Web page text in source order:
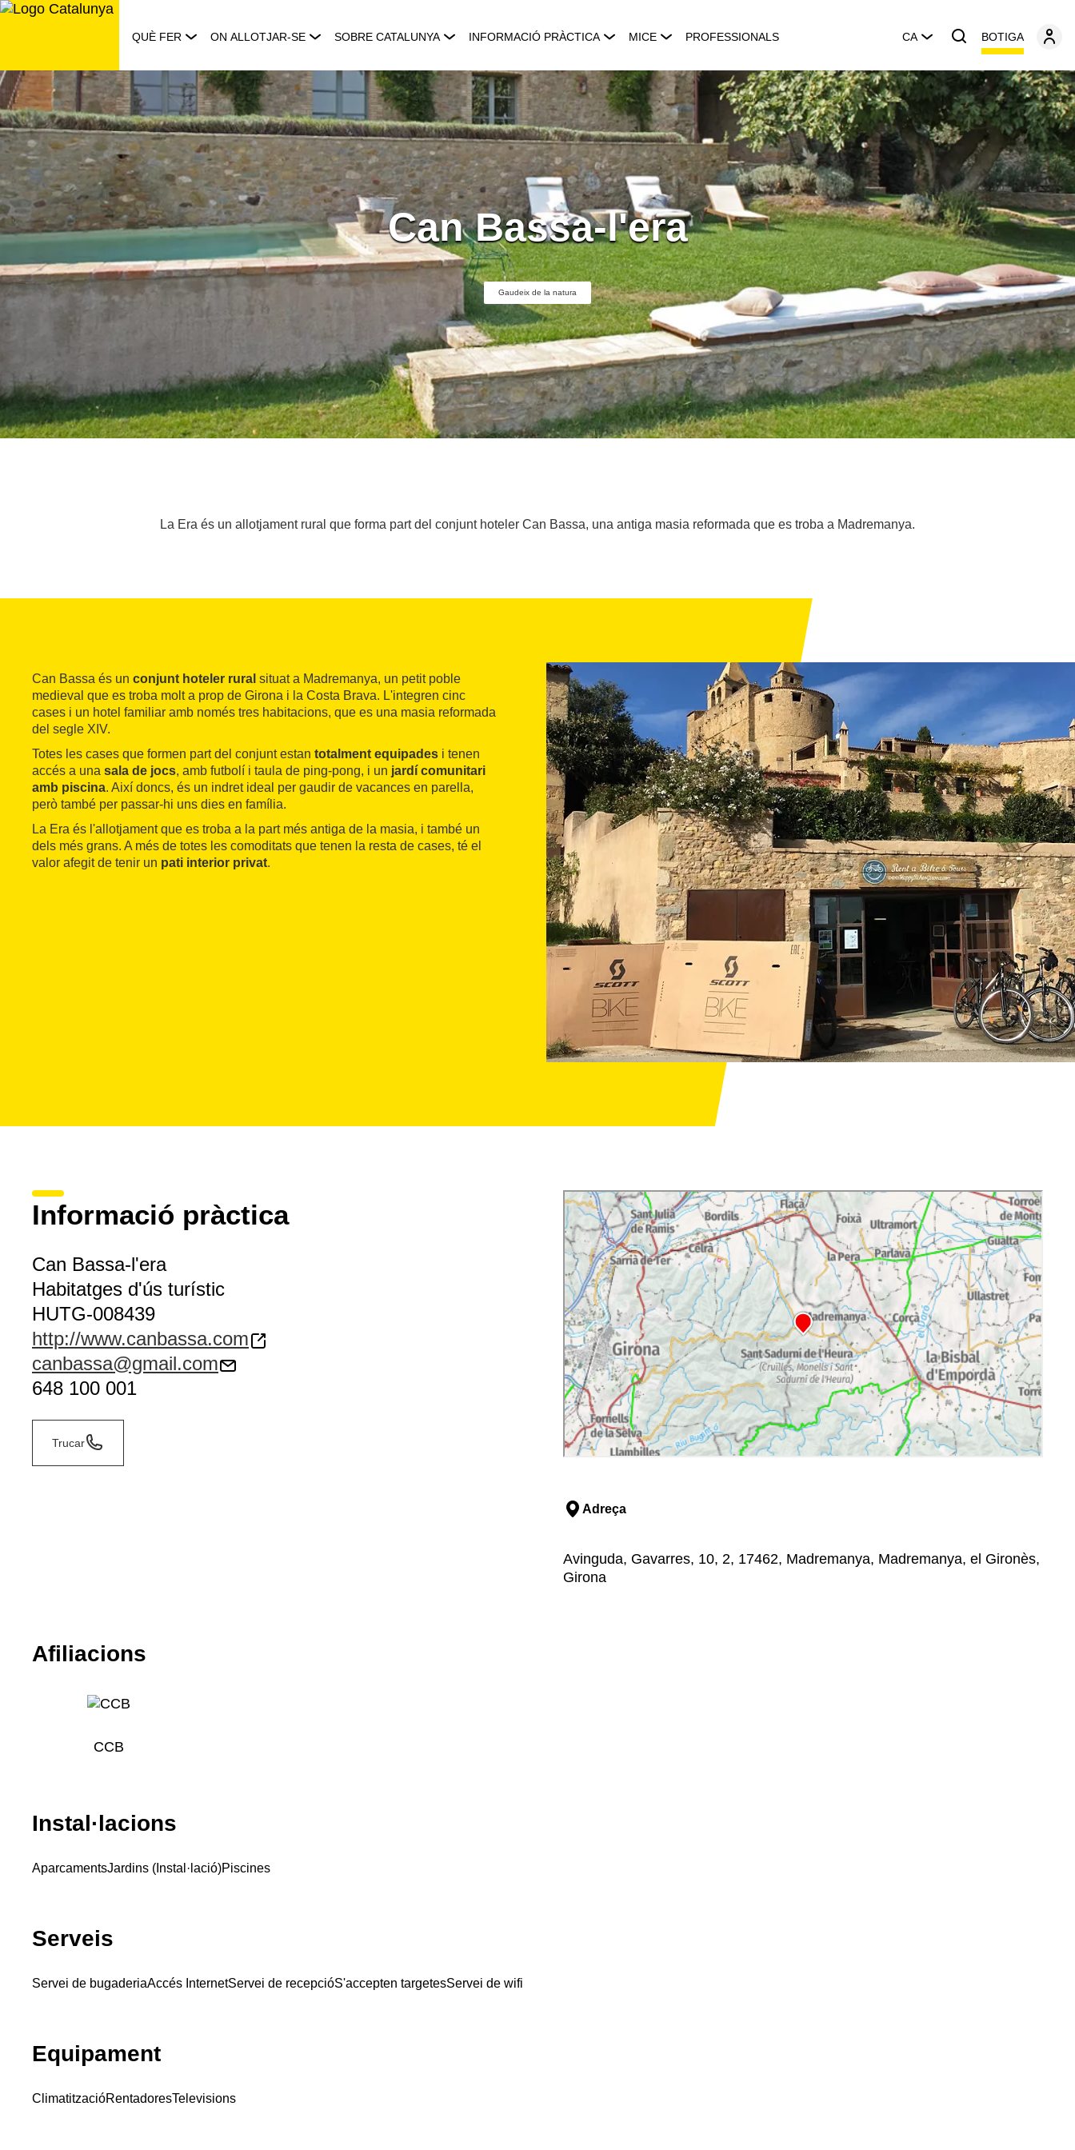
Saltar
QUÈ FER ON ALLOTJAR-SE SOBRE CATALUNYA INFORMACIÓ PRÀCTICA MICE PROFESSIONALS CA BOTIGA
Can Bassa-l'era
Gaudeix de la natura
La Era és un allotjament rural que forma part del conjunt hoteler Can Bassa, una antiga masia reformada que es troba a Madremanya.
Can Bassa és un conjunt hoteler rural situat a Madremanya, un petit poble
medieval que es troba molt a prop de Girona i la Costa Brava. L'integren cinc
cases i un hotel familiar amb només tres habitacions, que es una masia reformada
del segle XIV.
Totes les cases que formen part del conjunt estan totalment equipades i tenen
accés a una sala de jocs, amb futbolí i taula de ping-pong, i un jardí comunitari
amb piscina. Així doncs, és un indret ideal per gaudir de vacances en parella,
però també per passar-hi uns dies en família.
La Era és l'allotjament que es troba a la part més antiga de la masia, i també un
dels més grans. A més de totes les comoditats que tenen la resta de cases, té el
valor afegit de tenir un pati interior privat.
Informació pràctica
Can Bassa-l'era
Habitatges d'ús turístic
HUTG-008439
http://www.canbassa.com
canbassa@gmail.com
648 100 001
Trucar
Adreça
Avinguda, Gavarres, 10, 2, 17462, Madremanya, Madremanya, el Gironès,
Girona
Afiliacions
CCB
Instal·lacions
AparcamentsJardins (Instal·lació)Piscines
Serveis
Servei de bugaderiaAccés InternetServei de recepcióS'accepten targetesServei de wifi
Equipament
ClimatitzacióRentadoresTelevisions